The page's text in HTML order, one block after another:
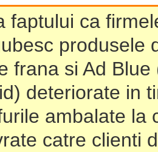
faptului ca
produsele
frana si Ad
deteriorate in
ambalate la
catre clienti